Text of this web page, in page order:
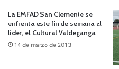
La EMFAD San Clemente se
enfrenta este fin de semana al
líder, el Cultural Valdeganga
14 de marzo de 2013